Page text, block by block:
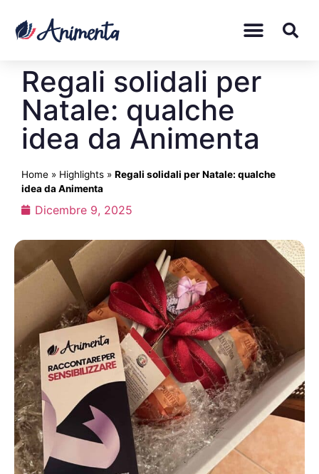
Regali solidali per
Natale: qualche
idea da Animenta
Home » Highlights » Regali solidali per Natale: qualche
idea da Animenta
Dicembre 9, 2025